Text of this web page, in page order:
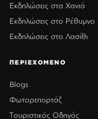
Εκδηλώσεις στα Χανιά
Εκδηλώσεις στο Ρέθυμνο
Εκδηλώσεις στο Λασίθι
ΠΕΡΙΕΧΟΜΕΝΟ
Blogs
Φωτορεπορτάζ
Τουριστικός Οδηγός